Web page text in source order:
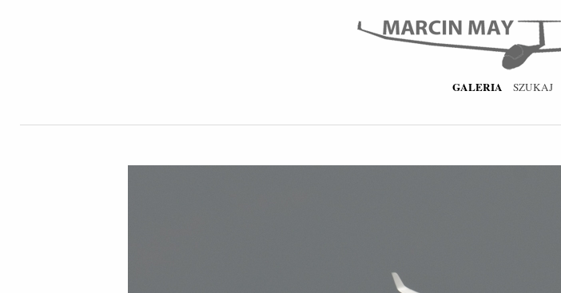
GALERIA SZUKAJ